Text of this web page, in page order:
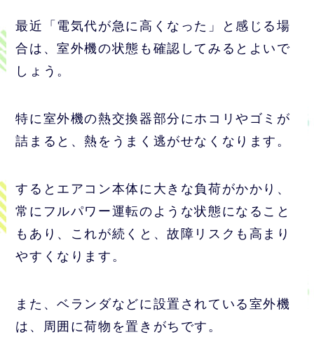
最近「電気代が急に高くなった」と感じる場
合は、室外機の状態も確認してみるとよいで
しょう。
特に室外機の熱交換器部分にホコリやゴミが
詰まると、熱をうまく逃がせなくなります。
するとエアコン本体に大きな負荷がかかり、
常にフルパワー運転のような状態になること
もあり、これが続くと、故障リスクも高まり
やすくなります。
また、ベランダなどに設置されている室外機
は、周囲に荷物を置きがちです。